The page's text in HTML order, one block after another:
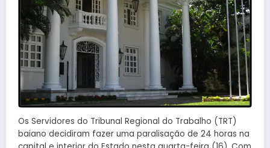
Os Servidores do Tribunal Regional do Trabalho (TRT)
baiano decidiram fazer uma paralisação de 24 horas na